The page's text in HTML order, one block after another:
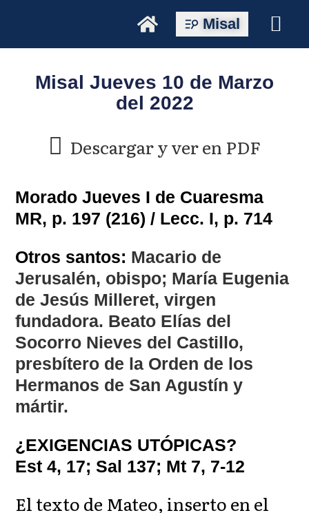
Misal
Misal Jueves 10 de Marzo
del 2022
Descargar y ver en PDF
Morado Jueves I de Cuaresma
MR, p. 197 (216) / Lecc. I, p. 714
Otros santos: Macario de
Jerusalén, obispo; María Eugenia
de Jesús Milleret, virgen
fundadora. Beato Elías del
Socorro Nieves del Castillo,
presbítero de la Orden de los
Hermanos de San Agustín y
mártir.
¿EXIGENCIAS UTÓPICAS?
Est 4, 17; Sal 137; Mt 7, 7-12
El texto de Mateo, inserto en el